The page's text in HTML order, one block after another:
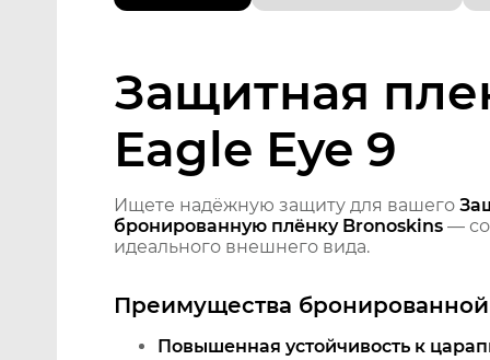
Защитная
Eagle Eye 9
Ищете надёжную защиту для вашего
бронированную плёнку Bronoskins —
идеального внешнего вида.
Преимущества
Повышенная устойчивость к